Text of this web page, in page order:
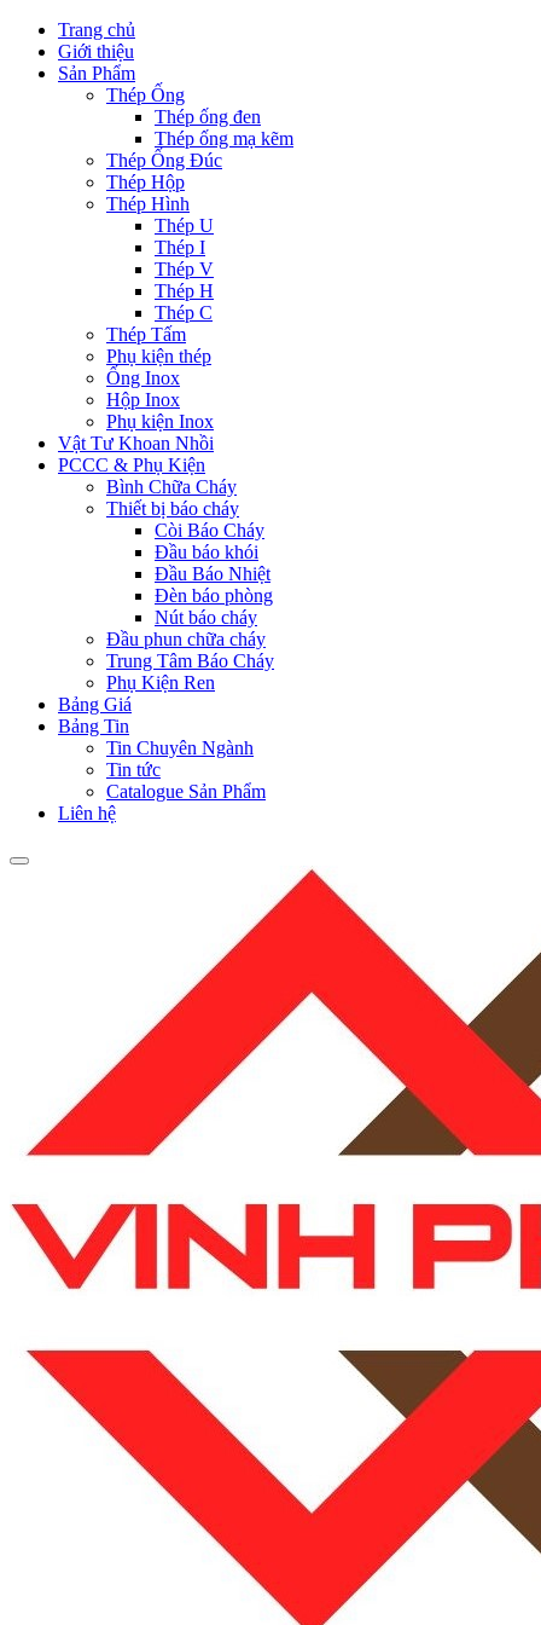
Trang chủ
Giới thiệu
Sản Phẩm
Thép Ống
Thép ống đen
Thép ống mạ kẽm
Thép Ống Đúc
Thép Hộp
Thép Hình
Thép U
Thép I
Thép V
Thép H
Thép C
Thép Tấm
Phụ kiện thép
Ống Inox
Hộp Inox
Phụ kiện Inox
Vật Tư Khoan Nhồi
PCCC & Phụ Kiện
Bình Chữa Cháy
Thiết bị báo cháy
Còi Báo Cháy
Đầu báo khói
Đầu Báo Nhiệt
Đèn báo phòng
Nút báo cháy
Đầu phun chữa cháy
Trung Tâm Báo Cháy
Phụ Kiện Ren
Bảng Giá
Bảng Tin
Tin Chuyên Ngành
Tin tức
Catalogue Sản Phẩm
Liên hệ